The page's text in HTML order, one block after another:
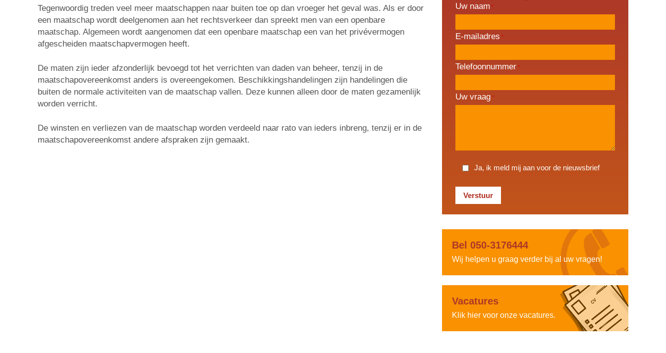
Tegenwoordig treden veel meer maatschappen naar buiten toe op dan vroeger het geval was. Als er door
een maatschap wordt deelgenomen aan het rechtsverkeer dan spreekt men van een openbare
maatschap. Algemeen wordt aangenomen dat een openbare maatschap een van het privévermogen
afgescheiden maatschapvermogen heeft.
De maten zijn ieder afzonderlijk bevoegd tot het verrichten van daden van beheer, tenzij in de
maatschapovereenkomst anders is overeengekomen. Beschikkingshandelingen zijn handelingen die
buiten de normale activiteiten van de maatschap vallen. Deze kunnen alleen door de maten gezamenlijk
worden verricht.
De winsten en verliezen van de maatschap worden verdeeld naar rato van ieders inbreng, tenzij er in de
maatschapovereenkomst andere afspraken zijn gemaakt.
Uw naam *
E-mailadres *
Telefoonnummer*
Uw vraag*
Ja, ik meld mij aan voor de nieuwsbrief
Bel 050-3176444
Wij helpen u graag verder bij al uw vragen!
Vacatures
Klik hier voor onze vacatures.